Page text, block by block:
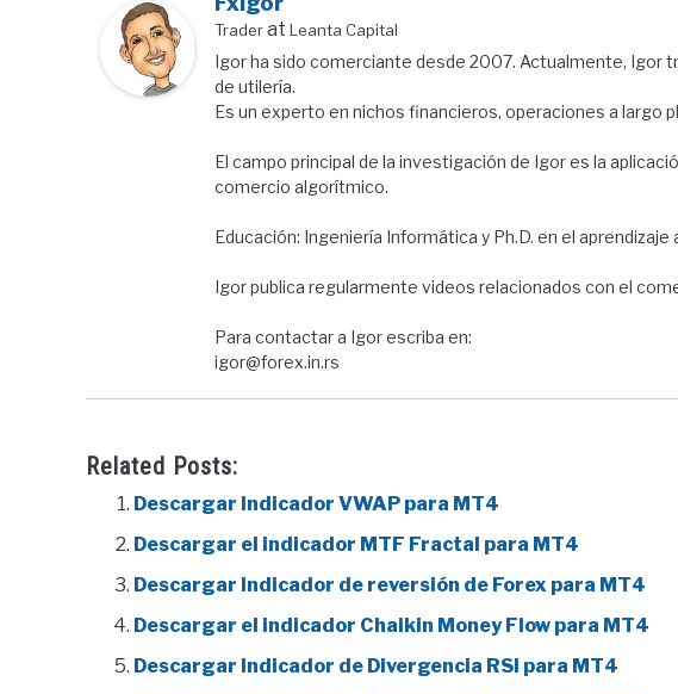
Traderat Leanta Capital
Igor ha sido comerciante desde 2007. Actualmente, Igor
de utilería.
Es un experto en nichos financieros, operaciones a largo
El campo principal de la investigación de Igor es la
comercio algorítmico.
Educación: Ingeniería Informática y Ph.D. en el
Igor publica regularmente videos relacionados con el
Para contactar a Igor escriba en:
igor@forex.in.rs
Related Posts:
Descargar Indicador VWAP para MT4
Descargar el indicador MTF Fractal para MT4
Descargar Indicador de reversión de Forex para MT4
Descargar el indicador Chaikin Money Flow para MT4
Descargar Indicador de Divergencia RSI para MT4